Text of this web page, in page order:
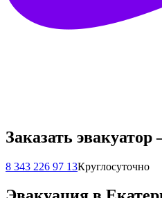
Заказать
8 343 226 97 13Круглосуточно